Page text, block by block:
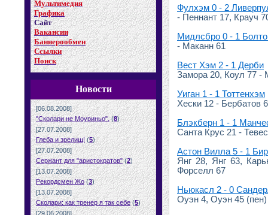
Мультимедия
Графика
Сайт
Вакансии
Баннерообмен
Ссылки
Поиск
Новости
[06.08.2008]
"Сколари не Моуриньо". (8)
[27.07.2008]
Глеба и зрелищ! (5)
[27.07.2008]
Сержант для "аристократов" (2)
[13.07.2008]
Рекордсмен Жо (3)
[13.07.2008]
Сколари: как тренер я так себе (5)
[29.06.2008]
Фулхэм 0 - 2
- Пеннант 17, Крауч
Мидлсбро 0 - 1
- Маканн 61
Вест Хэм 2 - 1 Дерби
Замора 20, Коул 77 -
Уиган 1 - 1 Тоттенхэм
Хески 12 - Бербатов 6
Блэкберн 1 - 1
Санта Крус 21 -
Астон Вилла 5 - 1
Янг 28, Янг 63,
Форселл 67
Ньюкасл 2 - 0
Оуэн 4, Оуэн 45 (пен)